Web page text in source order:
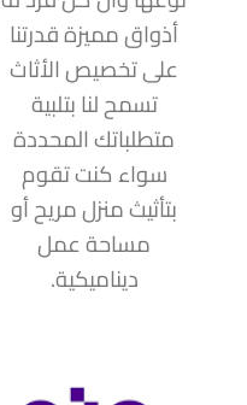
أذواق مميزة قدرتنا
على تخصيص الأثاث
تسمح لنا بتلبية
متطلباتك المحددة
سواء كنت تقوم
بتأثيث منزل مريح أو
مساحة عمل
ديناميكية.